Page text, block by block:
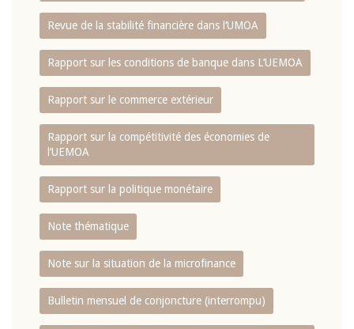
Revue de la stabilité financière dans l‘UMOA
Rapport sur les conditions de banque dans L‘UEMOA
Rapport sur le commerce extérieur
Rapport sur la compétitivité des économies de
l‘UEMOA
Rapport sur la politique monétaire
Note thématique
Note sur la situation de la microfinance
Bulletin mensuel de conjoncture (interrompu)